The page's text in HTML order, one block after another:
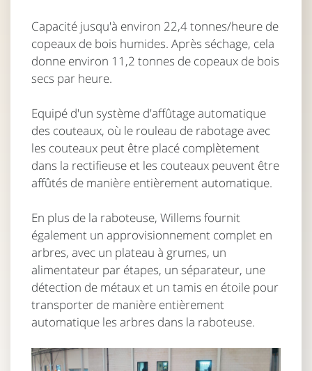
Capacité jusqu'à environ 22,4 tonnes/heure de
copeaux de bois humides. Après séchage, cela
donne environ 11,2 tonnes de copeaux de bois
secs par heure.
Equipé d'un système d'affûtage automatique
des couteaux, où le rouleau de rabotage avec
les couteaux peut être placé complètement
dans la rectifieuse et les couteaux peuvent être
affûtés de manière entièrement automatique.
En plus de la raboteuse, Willems fournit
également un approvisionnement complet en
arbres, avec un plateau à grumes, un
alimentateur par étapes, un séparateur, une
détection de métaux et un tamis en étoile pour
transporter de manière entièrement
automatique les arbres dans la raboteuse.